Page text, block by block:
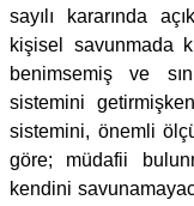
sayılı kararında
kişisel savunmada
benimsemiş ve
sistemini
sistemini, önemli
göre; müdafii
kendini